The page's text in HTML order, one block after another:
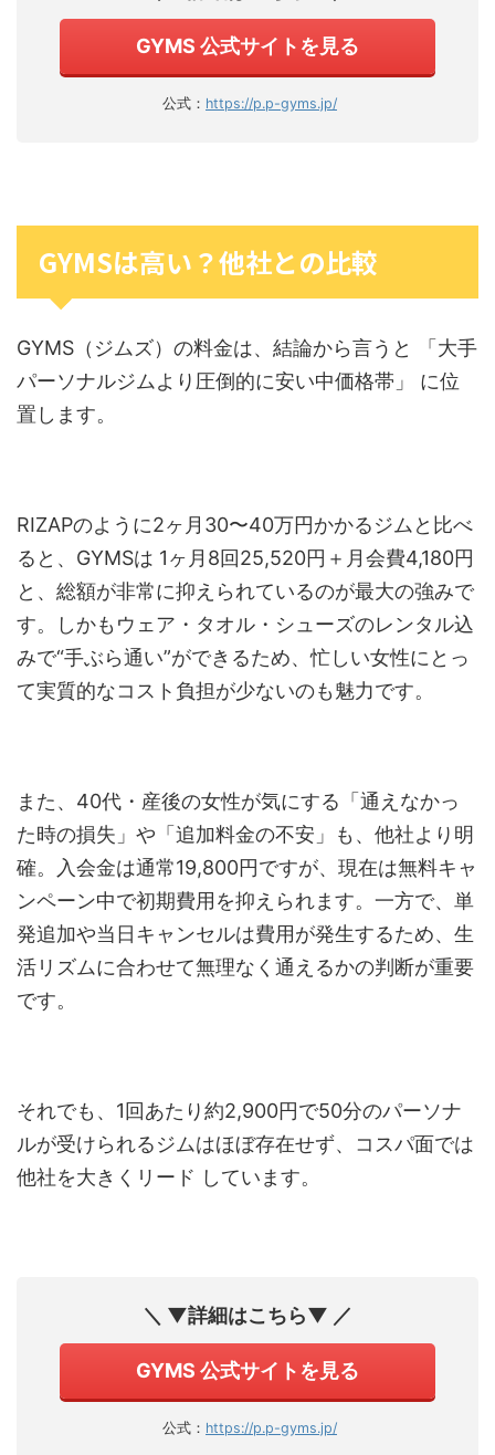
GYMS 公式サイトを見る
公式： https://p.p-gyms.jp/
GYMSは高い？他社との比較
GYMS（ジムズ）の料金は、結論から言うと 「大手
パーソナルジムより圧倒的に安い中価格帯」 に位
置します。
RIZAPのように2ヶ月30〜40万円かかるジムと比べ
ると、GYMSは 1ヶ月8回25,520円＋月会費4,180円
と、総額が非常に抑えられているのが最大の強みで
す。しかもウェア・タオル・シューズのレンタル込
みで“手ぶら通い”ができるため、忙しい女性にとっ
て実質的なコスト負担が少ないのも魅力です。
また、40代・産後の女性が気にする「通えなかっ
た時の損失」や「追加料金の不安」も、他社より明
確。入会金は通常19,800円ですが、現在は無料キャ
ンペーン中で初期費用を抑えられます。一方で、単
発追加や当日キャンセルは費用が発生するため、生
活リズムに合わせて無理なく通えるかの判断が重要
です。
それでも、1回あたり約2,900円で50分のパーソナ
ルが受けられるジムはほぼ存在せず、コスパ面では
他社を大きくリード しています。
＼ ▼詳細はこちら▼ ／
GYMS 公式サイトを見る
公式： https://p.p-gyms.jp/